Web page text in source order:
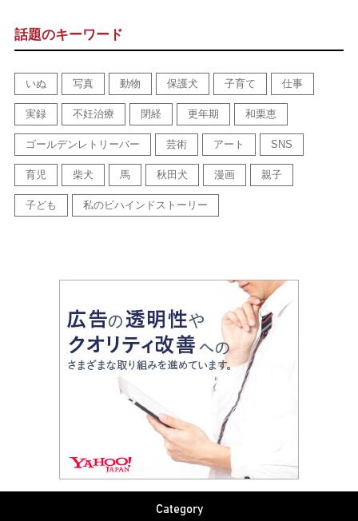
話題のキーワード
いぬ 写真 動物 保護犬 子育て 仕事
実録 不妊治療 閉経 更年期 和栗恵
ゴールデンレトリーバー 芸術 アート SNS
育児 柴犬 馬 秋田犬 漫画 親子
子ども 私のビハインドストーリー
Category